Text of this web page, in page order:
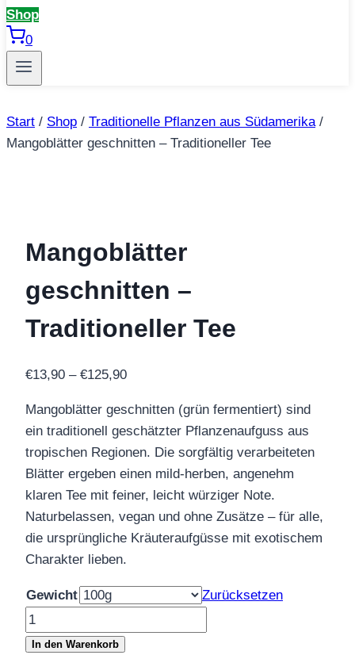
Shop
0
Start / Shop / Traditionelle Pflanzen aus Südamerika /
Mangoblätter geschnitten – Traditioneller Tee
Mangoblätter
geschnitten –
Traditioneller Tee
€13,90 – €125,90Preisspanne:
bis
€125,90
Mangoblätter geschnitten (grün fermentiert) sind
ein traditionell geschätzter Pflanzenaufguss aus
tropischen Regionen. Die sorgfältig verarbeiteten
Blätter ergeben einen mild-herben, angenehm
klaren Tee mit feiner, leicht würziger Note.
Naturbelassen, vegan und ohne Zusätze – für alle,
die ursprüngliche Kräuteraufgüsse mit exotischem
Charakter lieben.
Gewicht
Zurücksetzen
Mangoblätter
geschnitten
In den Warenkorb